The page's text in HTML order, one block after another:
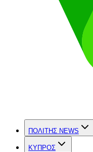
ΠΟΛΙΤΗΣ NEWS
ΚΥΠΡΟΣ